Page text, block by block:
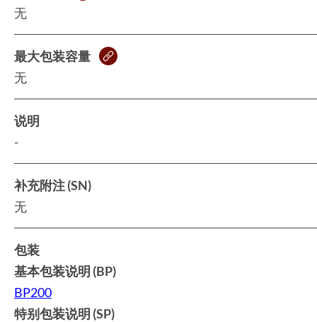
无
最大包装容量
无
说明
-
补充附注 (SN)
无
包装
基本包装说明 (BP)
BP200
特别包装说明 (SP)